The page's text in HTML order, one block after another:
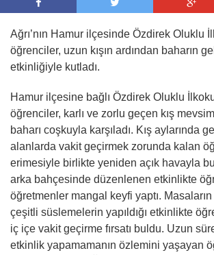
Ağrı’nın Hamur ilçesinde Özdirek Oluklu
öğrenciler, uzun kışın ardından baharın
etkinliğiyle kutladı.
Hamur ilçesine bağlı Özdirek Oluklu
öğrenciler, karlı ve zorlu geçen kış
baharı coşkuyla karşıladı. Kış aylarında
alanlarda vakit geçirmek zorunda kalan
erimesiyle birlikte yeniden açık havayla
arka bahçesinde düzenlenen etkinlikte
öğretmenler mangal keyfi yaptı.
çeşitli süslemelerin yapıldığı etkinlikte
iç içe vakit geçirme fırsatı buldu. Uzun
etkinlik yapamamanın özlemini yaşayan